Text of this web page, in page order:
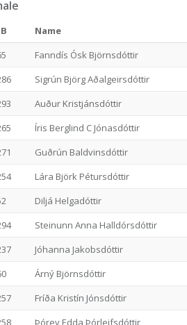
Name
Fanndís Ósk Björnsdóttir
Sigrún Björg Aðalgeirsdóttir
Auður Kristjánsdóttir
Íris Berglind C Jónasdóttir
Guðrún Baldvinsdóttir
Lára Björk Pétursdóttir
Diljá Helgadóttir
Steinunn Anna Halldórsdóttir
Jóhanna Jakobsdóttir
Árný Björnsdóttir
Fríða Kristín Jónsdóttir
Þórey Edda Þórleifsdóttir